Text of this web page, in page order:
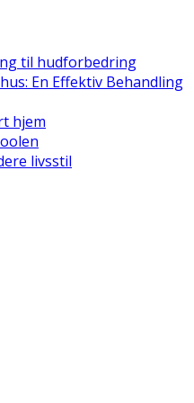
til hudforbedring
En Effektiv Behandling
hjem
livsstil